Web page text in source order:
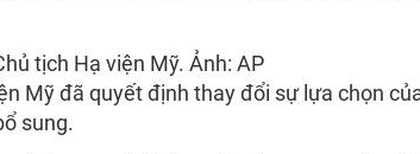
tịch Hạ viện Mỹ. Ảnh: AP
Mỹ đã quyết định thay đổi sự lựa chọn
sung.